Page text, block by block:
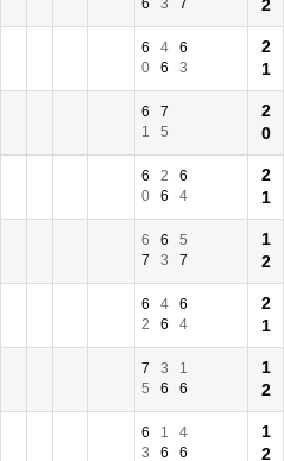
6
3 7
2
6 4
6
0
6 3
2
1
6
7
1
5
2
0
6 2
6
0
6 4
2
1
6 6
5
7
3 7
1
2
6 4
6
2
6 4
2
1
7 3
1
5
6 6
1
2
6 1
4
3
6 6
1
2